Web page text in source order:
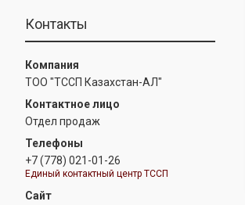
Контакты
ТОО "ТССП Казахстан-АЛ"
Отдел продаж
+7 (778) 021-01-26
Единый контактный центр ТССП